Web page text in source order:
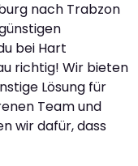
nach Trabzon
bei Hart
richtig! Wir bieten
Lösung für
Team und
wir dafür, dass